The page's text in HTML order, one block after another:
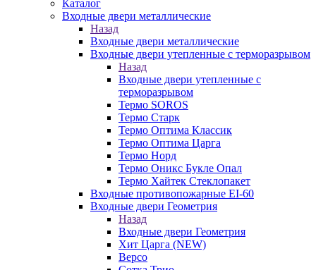
Каталог
Входные двери металлические
Назад
Входные двери металлические
Входные двери утепленные с терморазрывом
Назад
Входные двери утепленные с
терморазрывом
Термо SOROS
Термо Старк
Термо Оптима Классик
Термо Оптима Царга
Термо Норд
Термо Оникс Букле Опал
Термо Хайтек Стеклопакет
Входные противопожарные EI-60
Входные двери Геометрия
Назад
Входные двери Геометрия
Хит Царга (NEW)
Версо